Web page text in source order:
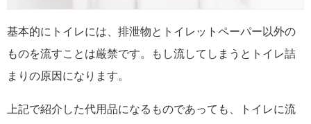
基本的にトイレには、排泄物とトイレットペーパー以外の
ものを流すことは厳禁です。もし流してしまうとトイレ詰
まりの原因になります。
上記で紹介した代用品になるものであっても、トイレに流